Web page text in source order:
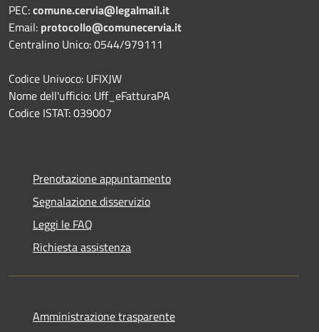
PEC:comune.cervia@legalmail.it
Email: protocollo@comunecervia.it
Centralino Unico: 0544/979111
Codice Univoco: UFIXJW
Nome dell'ufficio: Uff_eFatturaPA
Codice ISTAT: 039007
Prenotazione appuntamento
Segnalazione disservizio
Leggi le FAQ
Richiesta assistenza
Amministrazione trasparente